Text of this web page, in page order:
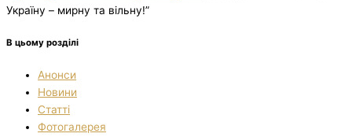
Україну – мирну та вільну!”
В цьому розділі
Анонси
Новини
Статті
Фотогалерея